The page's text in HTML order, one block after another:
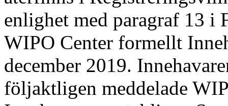
enlighet med paragraf 13 i
WIPO Center formellt
december 2019.
följaktligen meddelade